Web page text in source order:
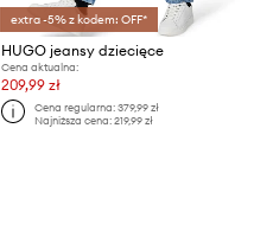
extra -5% z kodem: OFF*
HUGO jeansy dziecięce
Cena aktualna:
209,99 zł
Cena regularna:379,99 zł
Najniższa cena:219,99 zł